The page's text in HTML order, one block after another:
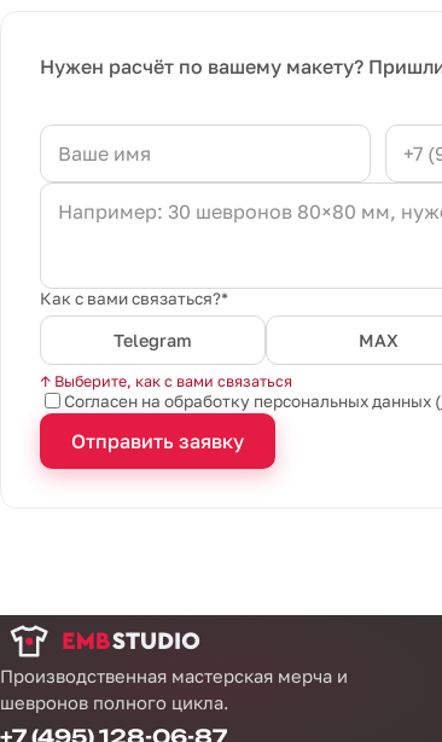
Нужен расчёт по вашему макету?
Как с вами связаться?*
Telegram MAX
↑ Выберите, как с вами связаться
Согласен на обработку персональных данных (
Отправить заявку
Производственная мастерская мерча и
шевронов полного цикла.
+7 (495) 128-06-87